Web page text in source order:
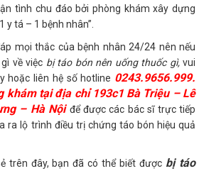
tình chu đáo bởi phòng khám xây dựng
y tá – 1 bệnh nhân”.
mọi thắc của bệnh nhân 24/24 nên nếu
về việc bị táo bón nên uống thuốc gì,vui
hoặc liên hệ số hotline 0243.9656.999.
khám tại địa chỉ 193c1 Bà Triệu – Lê
– Hà Nội để được các bác sĩ trực tiếp
ra lộ trình điều trị chứng táo bón hiệu quả
trên đây, bạn đã có thể biết được bị táo